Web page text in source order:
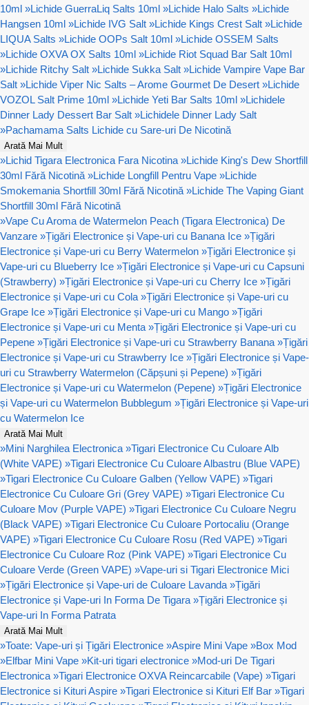
10ml »Lichide GuerraLiq Salts 10ml »Lichide Halo Salts »Lichide
Hangsen 10ml »Lichide IVG Salt »Lichide Kings Crest Salt »Lichide
LIQUA Salts »Lichide OOPs Salt 10ml »Lichide OSSEM Salts
»Lichide OXVA OX Salts 10ml »Lichide Riot Squad Bar Salt 10ml
»Lichide Ritchy Salt »Lichide Sukka Salt »Lichide Vampire Vape Bar
Salt »Lichide Viper Nic Salts – Arome Gourmet De Desert »Lichide
VOZOL Salt Prime 10ml »Lichide Yeti Bar Salts 10ml »Lichidele
Dinner Lady Dessert Bar Salt »Lichidele Dinner Lady Salt
»Pachamama Salts Lichide cu Sare-uri De Nicotină
Arată Mai Mult
»Lichid Tigara Electronica Fara Nicotina »Lichide King's Dew Shortfill
30ml Fără Nicotină »Lichide Longfill Pentru Vape »Lichide
Smokemania Shortfill 30ml Fără Nicotină »Lichide The Vaping Giant
Shortfill 30ml Fără Nicotină
»Vape Cu Aroma de Watermelon Peach (Tigara Electronica) De
Vanzare »Țigări Electronice și Vape-uri cu Banana Ice »Țigări
Electronice și Vape-uri cu Berry Watermelon »Țigări Electronice și
Vape-uri cu Blueberry Ice »Țigări Electronice și Vape-uri cu Capsuni
(Strawberry) »Țigări Electronice și Vape-uri cu Cherry Ice »Țigări
Electronice și Vape-uri cu Cola »Țigări Electronice și Vape-uri cu
Grape Ice »Țigări Electronice și Vape-uri cu Mango »Țigări
Electronice și Vape-uri cu Menta »Țigări Electronice și Vape-uri cu
Pepene »Țigări Electronice și Vape-uri cu Strawberry Banana »Țigări
Electronice și Vape-uri cu Strawberry Ice »Țigări Electronice și Vape-
uri cu Strawberry Watermelon (Căpșuni și Pepene) »Țigări
Electronice și Vape-uri cu Watermelon (Pepene) »Țigări Electronice
și Vape-uri cu Watermelon Bubblegum »Țigări Electronice și Vape-uri
cu Watermelon Ice
Arată Mai Mult
»Mini Narghilea Electronica »Tigari Electronice Cu Culoare Alb
(White VAPE) »Tigari Electronice Cu Culoare Albastru (Blue VAPE)
»Tigari Electronice Cu Culoare Galben (Yellow VAPE) »Tigari
Electronice Cu Culoare Gri (Grey VAPE) »Tigari Electronice Cu
Culoare Mov (Purple VAPE) »Tigari Electronice Cu Culoare Negru
(Black VAPE) »Tigari Electronice Cu Culoare Portocaliu (Orange
VAPE) »Tigari Electronice Cu Culoare Rosu (Red VAPE) »Tigari
Electronice Cu Culoare Roz (Pink VAPE) »Tigari Electronice Cu
Culoare Verde (Green VAPE) »Vape-uri si Tigari Electronice Mici
»Țigări Electronice și Vape-uri de Culoare Lavanda »Țigări
Electronice și Vape-uri In Forma De Tigara »Țigări Electronice și
Vape-uri In Forma Patrata
Arată Mai Mult
»Toate: Vape-uri și Țigări Electronice »Aspire Mini Vape »Box Mod
»Elfbar Mini Vape »Kit-uri tigari electronice »Mod-uri De Tigari
Electronica »Tigari Electronice OXVA Reincarcabile (Vape) »Tigari
Electronice si Kituri Aspire »Tigari Electronice si Kituri Elf Bar »Tigari